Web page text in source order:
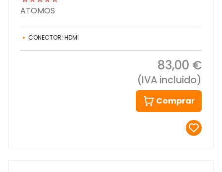
ATOMOS
CONECTOR: HDMI
83,00 €
(IVA incluido)
Comprar